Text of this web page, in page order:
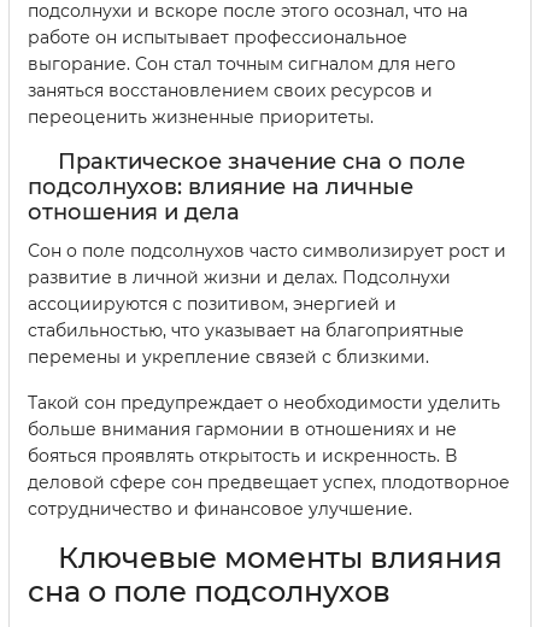
подсолнухи и вскоре после этого осознал, что на
работе он испытывает профессиональное
выгорание. Сон стал точным сигналом для него
заняться восстановлением своих ресурсов и
переоценить жизненные приоритеты.
Практическое значение сна о поле
подсолнухов: влияние на личные
отношения и дела
Сон о поле подсолнухов часто символизирует рост и
развитие в личной жизни и делах. Подсолнухи
ассоциируются с позитивом, энергией и
стабильностью, что указывает на благоприятные
перемены и укрепление связей с близкими.
Такой сон предупреждает о необходимости уделить
больше внимания гармонии в отношениях и не
бояться проявлять открытость и искренность. В
деловой сфере сон предвещает успех, плодотворное
сотрудничество и финансовое улучшение.
Ключевые моменты влияния
сна о поле подсолнухов